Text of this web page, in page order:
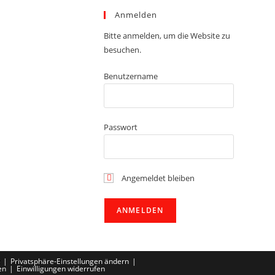
Anmelden
Bitte anmelden, um die Website zu
besuchen.
Benutzername
Passwort
Angemeldet bleiben
Privatsphäre-Einstellungen ändern
Einwilligungen widerrufen